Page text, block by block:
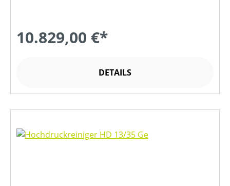
10.829,00 €*
DETAILS